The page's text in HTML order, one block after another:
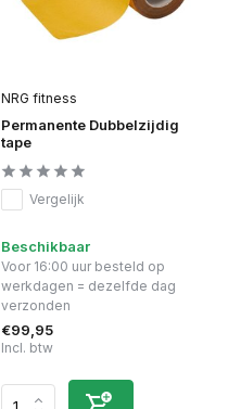
NRG fitness
Permanente Dubbelzijdig
tape
Vergelijk
Beschikbaar
Voor 16:00 uur besteld op
werkdagen = dezelfde dag
verzonden
€99,95
Incl. btw